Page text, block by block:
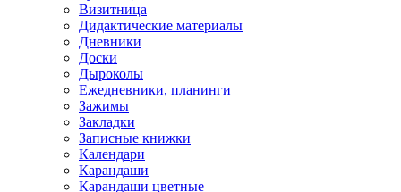
Визитница
Дидактические материалы
Дневники
Доски
Дыроколы
Ежедневники, планинги
Зажимы
Закладки
Записные книжки
Календари
Карандаши
Карандаши цветные